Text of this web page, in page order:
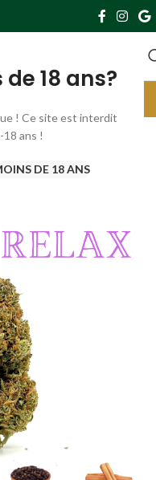
18 ans?
! Ce site est interdit
ans !
DE 18 ANS
Europe à partir de 119€